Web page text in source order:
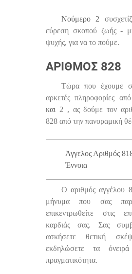
Νούμερο 2
εύρεση σκοπού ζωής -
ψυχής, για να το πούμε.
ΑΡΙΘΜΌΣ 828
Τώρα που έχουμε
αρκετές πληροφορίες
και 2 , ας δούμε τον
828 από την πανοραμική
Άγγελος Αριθμός
Έννοια
Ο αριθμός αγγέλου
μήνυμα που σας
επικεντρωθείτε στις
καρδιάς σας. Σας
ασκήσετε θετική
εκδηλώσετε τα
πραγματικότητα.